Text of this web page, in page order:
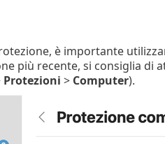
è importante
più recente, si consiglia di
Protezioni > Computer).